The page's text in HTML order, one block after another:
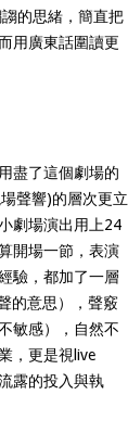
的思緒，簡直把
用廣東話圍讀更
盡了這個劇場的
聲響)的層次更立
劇場演出用上24
開場一節，表演
驗，都加了一層
的意思），聲竅
敏感），自然不
，更是視live
露的投入與執